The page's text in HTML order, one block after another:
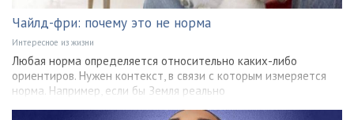
Чайлд-фри: почему это не норма
Интересное из жизни
Любая норма определяется относительно каких-либо
ориентиров. Нужен контекст, в связи с которым измеряется
норма. Например, если бы Земля реально